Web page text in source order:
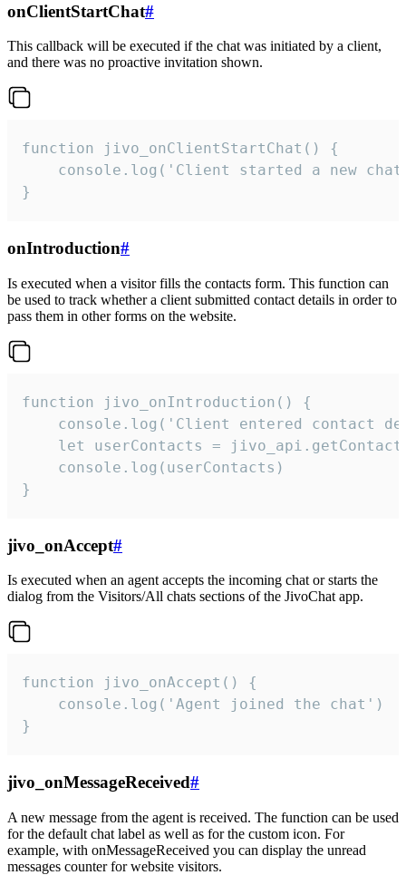
onClientStartChat#
This callback will be executed if the chat was initiated by a client,
and there was no proactive invitation shown.
function jivo_onClientStartChat() {
console.log('Client started a new
}
onIntroduction#
Is executed when a visitor fills the contacts form. This function can
be used to track whether a client submitted contact details in order to
pass them in other forms on the website.
function jivo_onIntroduction() {
console.log('Client entered contact
let userContacts =
    console.log(userContacts)
}
jivo_onAccept#
Is executed when an agent accepts the incoming chat or starts the
dialog from the Visitors/All chats sections of the JivoChat app.
function jivo_onAccept() {
}
jivo_onMessageReceived#
A new message from the agent is received. The function can be used
for the default chat label as well as for the custom icon. For
example, with onMessageReceived you can display the unread
messages counter for website visitors.